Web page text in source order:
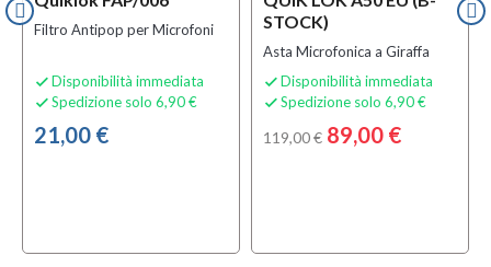
Filtro Antipop per Microfoni
 Disponibilità immediata
 Spedizione solo 6,90 €
21,00 €
STOCK)
Asta Microfonica a Giraffa
 Disponibilità immediata
 Spedizione solo 6,90 €
119,00 € 89,00 €